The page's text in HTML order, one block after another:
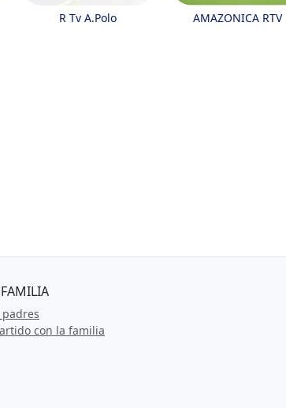
R Tv A.Polo AMAZONICA RTV
con la familia